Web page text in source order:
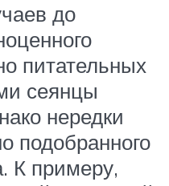
до
питательных
сеянцы
нередки
подобранного
К примеру,